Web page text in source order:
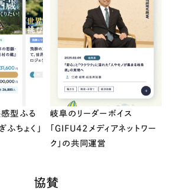
型ふる
ふちょく」
岐阜のリーダーボイス
「GIFU42メディアネットワー
ク」の共同運営
協賛